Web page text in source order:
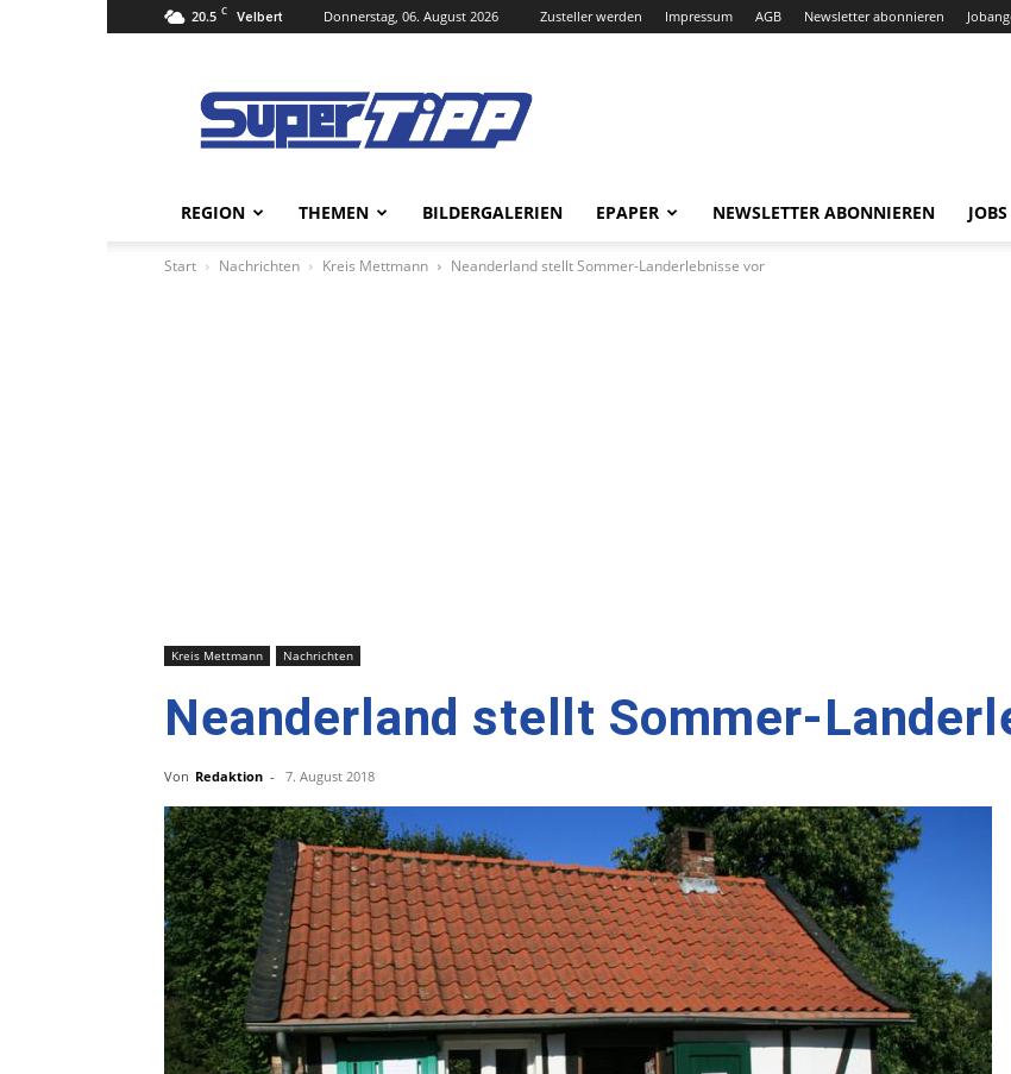
20.5 C Velbert Donnerstag, 06. August 2026 Zusteller werden Impressum AGB Newsletter abonnieren
Tipp
Online
REGION THEMEN BILDERGALERIEN EPAPER NEWSLETTER ABONNIEREN JOBS
Start Nachrichten Kreis Mettmann Neanderland stellt Sommer-Landerlebnisse vor
Kreis Mettmann Nachrichten
Neanderland stellt Sommer-
Von Redaktion - 7. August 2018